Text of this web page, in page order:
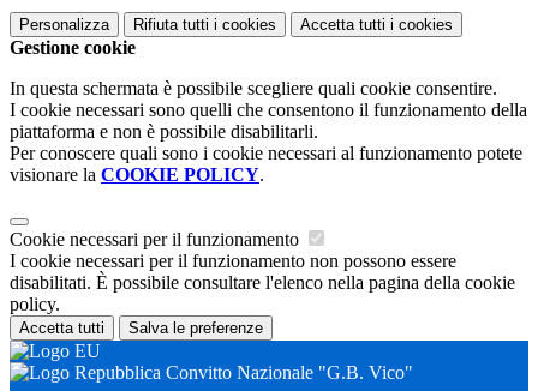
Personalizza Rifiuta tutti i cookies Accetta tutti i cookies
Gestione cookie
In questa schermata è possibile scegliere quali cookie consentire.
I cookie necessari sono quelli che consentono il funzionamento della
piattaforma e non è possibile disabilitarli.
Per conoscere quali sono i cookie necessari al funzionamento potete
visionare la COOKIE POLICY.
Cookie necessari per il funzionamento
I cookie necessari per il funzionamento non possono essere
disabilitati. È possibile consultare l'elenco nella pagina della cookie
policy.
Accetta tutti Salva le preferenze
Convitto Nazionale "G.B. Vico"